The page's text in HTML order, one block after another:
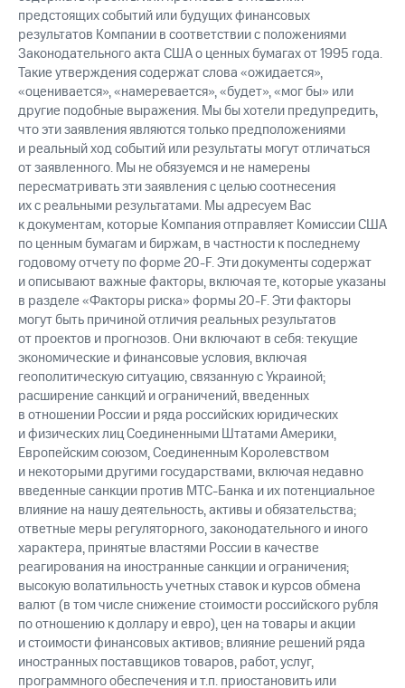
предстоящих событий или будущих финансовых
результатов Компании в соответствии с положениями
Законодательного акта США о ценных бумагах от 1995 года.
Такие утверждения содержат слова «ожидается»,
«оценивается», «намеревается», «будет», «мог бы» или
другие подобные выражения. Мы бы хотели предупредить,
что эти заявления являются только предположениями
и реальный ход событий или результаты могут отличаться
от заявленного. Мы не обязуемся и не намерены
пересматривать эти заявления с целью соотнесения
их с реальными результатами. Мы адресуем Вас
к документам, которые Компания отправляет Комиссии США
по ценным бумагам и биржам, в частности к последнему
годовому отчету по форме 20-F. Эти документы содержат
и описывают важные факторы, включая те, которые указаны
в разделе «Факторы риска» формы 20-F. Эти факторы
могут быть причиной отличия реальных результатов
от проектов и прогнозов. Они включают в себя: текущие
экономические и финансовые условия, включая
геополитическую ситуацию, связанную с Украиной;
расширение санкций и ограничений, введенных
в отношении России и ряда российских юридических
и физических лиц Соединенными Штатами Америки,
Европейским союзом, Соединенным Королевством
и некоторыми другими государствами, включая недавно
введенные санкции против МТС-Банка и их потенциальное
влияние на нашу деятельность, активы и обязательства;
ответные меры регуляторного, законодательного и иного
характера, принятые властями России в качестве
реагирования на иностранные санкции и ограничения;
высокую волатильность учетных ставок и курсов обмена
валют (в том числе снижение стоимости российского рубля
по отношению к доллару и евро), цен на товары и акции
и стоимости финансовых активов; влияние решений ряда
иностранных поставщиков товаров, работ, услуг,
программного обеспечения и т.п. приостановить или